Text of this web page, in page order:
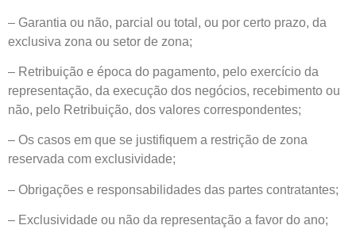
– Garantia ou não, parcial ou total, ou por certo prazo, da
exclusiva zona ou setor de zona;
– Retribuição e época do pagamento, pelo exercício da
representação, da execução dos negócios, recebimento ou
não, pelo Retribuição, dos valores correspondentes;
– Os casos em que se justifiquem a restrição de zona
reservada com exclusividade;
– Obrigações e responsabilidades das partes contratantes;
– Exclusividade ou não da representação a favor do ano;